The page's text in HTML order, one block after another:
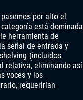
por alto el
está dominada
herramienta de
señal de entrada y
(incluidos
relativa, eliminando así
voces y los
requerirían